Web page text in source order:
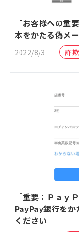
「お客様への重
本をかたる偽メ
2022/8/3 詐欺
「重要：Ｐａｙ
PayPay銀行をか
ください